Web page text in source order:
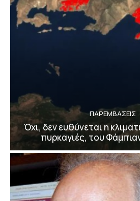
ΠΑΡΕΜΒΑΣΕΙΣ
Όχι, δεν ευθύνεται η
πυρκαγιές, του